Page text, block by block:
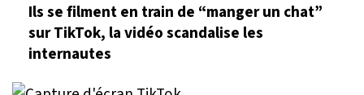
Ils se filment en train de “manger un chat”
sur TikTok, la vidéo scandalise les
internautes